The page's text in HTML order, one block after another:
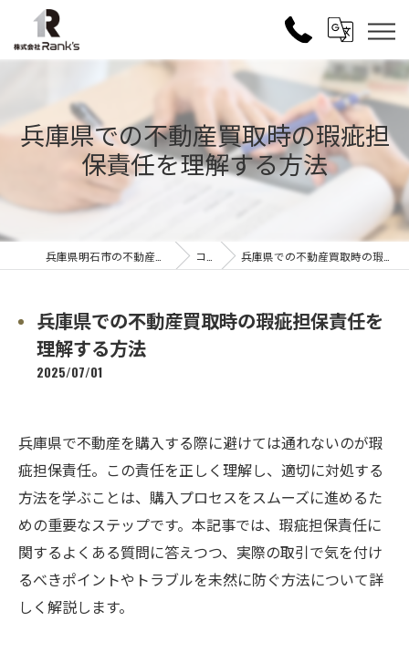
兵庫県での不動産買取時の瑕疵担
保責任を理解する方法
コラム 兵庫県での不動産買取時の瑕疵担保責任を理解する方法
兵庫県での不動産買取時の瑕疵担保責任を
理解する方法
2025/07/01
兵庫県で不動産を購入する際に避けては通れないのが瑕
疵担保責任。この責任を正しく理解し、適切に対処する
方法を学ぶことは、購入プロセスをスムーズに進めるた
めの重要なステップです。本記事では、瑕疵担保責任に
関するよくある質問に答えつつ、実際の取引で気を付け
るべきポイントやトラブルを未然に防ぐ方法について詳
しく解説します。